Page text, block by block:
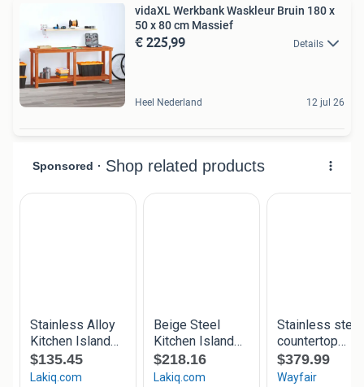
vidaXL Werkbank Waskleur Bruin 180 x
50 x 80 cm Massief
€ 225,99 Details
Heel Nederland 12 jul 26